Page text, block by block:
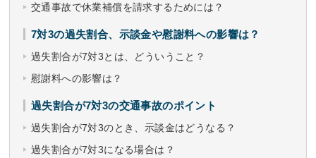
交通事故で休業補償を請求するためには？
7対3の過失割合、示談金や慰謝料への影響は？
過失割合が7対3とは、どういうこと？
慰謝料への影響は？
過失割合が7対3の交通事故のポイント
過失割合が7対3のとき、示談金はどうなる？
過失割合が7対3になる場合は？